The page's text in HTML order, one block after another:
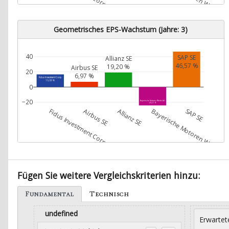
Geometrisches EPS-Wachstum (Jahre: 3)
Fidus Investment Corp.
16,69 %
Airbus SE
6,97 %
Allianz SE
19,20 %
Bayerische Motoren Werke AG
-24,21 %
SAP SE
46,57 %
Fidus Investment Corp.
Airbus SE Allianz SE Bayerische Motoren Werke AG
SAP SE
−20
0
20
40
Fügen Sie weitere Vergleichskriterien hinzu:
Fundamental Technisch
undefined